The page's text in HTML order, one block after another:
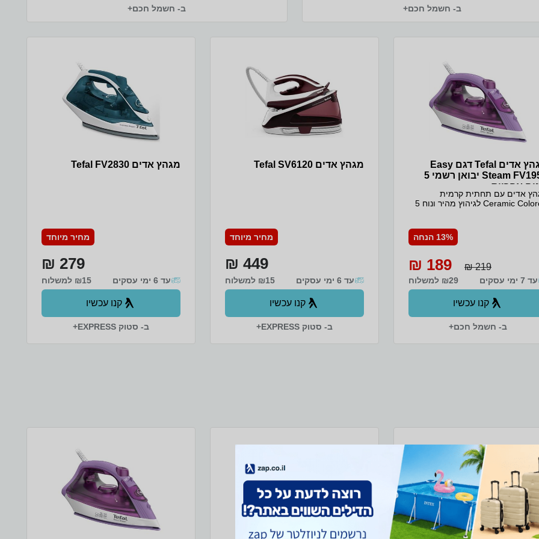
ב- חשמל חכם+ ב- חשמל חכם+
מגהץ אדים Tefal דגם Easy
Steam FV1953 יבואן רשמי 5
אחריות
אדים עם תחתית קרמית
Ceramic Colored לגיהוץ מהיר ונוח 5
מיוחד המאפשר גיהוץ סביב
כפתורים וצווארונים הספק: 1200W13% הנחה
219 ₪
189 ₪
₪29 למשלוח עד 7 ימי עסקים
קנו עכשיו
ב- חשמל חכם+
מגהץ אדים Tefal SV6120
מחיר מיוחד
449 ₪
₪15 למשלוח עד 6 ימי עסקים
קנו עכשיו
ב- סטוק EXPRESS+
מגהץ אדים Tefal FV2830
מחיר מיוחד
279 ₪
₪15 למשלוח עד 6 ימי עסקים
קנו עכשיו
ב- סטוק EXPRESS+